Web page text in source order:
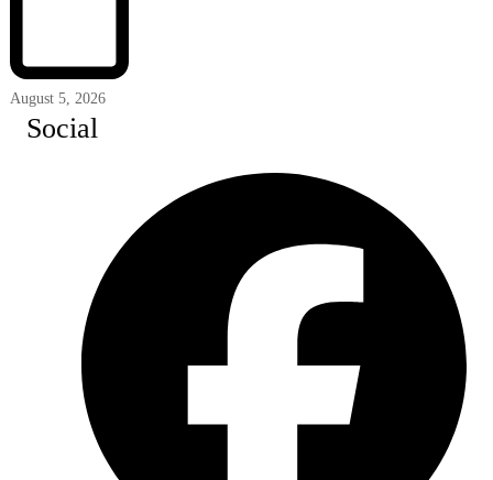
August 5, 2026
Social